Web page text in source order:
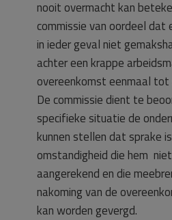
nooit overmacht kan
commissie van oordeel dat
in ieder geval niet
achter een krappe
overeenkomst eenmaal tot
De commissie dient te
specifieke situatie de
kunnen stellen dat sprake
omstandigheid die hem
aangerekend en die
nakoming van de
kan worden gevergd.